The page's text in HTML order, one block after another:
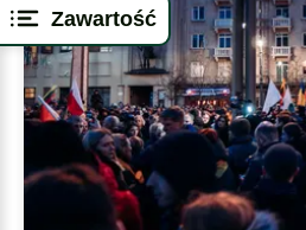
Zawartość